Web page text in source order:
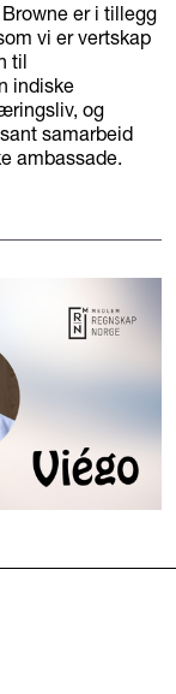
er i tillegg
vi er vertskap
til
indiske
og
samarbeid
ambassade.